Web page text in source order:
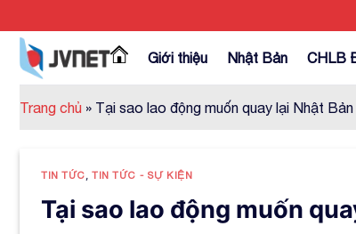
to
content
Giới thiệu Nhật Bản CHLB
Trang chủ » Tại sao lao động muốn quay lại Nhật Bản
TIN TỨC ,TIN TỨC - SỰ KIỆN
Tại sao lao động muốn